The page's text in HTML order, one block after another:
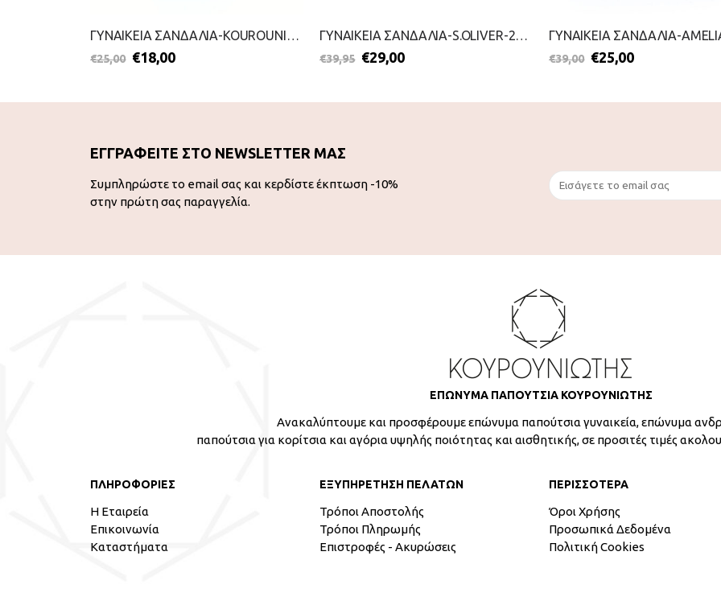
ΓΥΝΑΙΚΕΙΑ ΣΑΝΔΑΛΙΑ-KOUROUNIOTIS-2099-0881-ΧΡΥΣΟ
€25,00 €18,00
ΓΥΝΑΙΚΕΙΑ ΣΑΝΔΑΛΙΑ-S.OLIVER-2199-0051-ΤΑΜΠΑ
€39,95 €29,00 €39,00 €25,00
ΕΓΓΡΑΦΕΙΤΕ ΣΤΟ NEWSLETTER ΜΑΣ
Συμπληρώστε το email σας και κερδίστε έκπτωση -10%
στην πρώτη σας παραγγελία.
ΕΠΩΝΥΜΑ ΠΑΠΟΥΤΣΙΑ ΚΟΥΡΟΥΝΙΩΤΗΣ
Ανακαλύπτουμε και προσφέρουμε επώνυμα παπούτσια γυναικεία, επώνυμα
παπούτσια για κορίτσια και αγόρια υψηλής ποιότητας και αισθητικής, σε προσιτές τιμές
ΠΛΗΡΟΦΟΡΙΕΣ
Η Εταιρεία
Επικοινωνία
Καταστήματα
ΕΞΥΠΗΡΕΤΗΣΗ ΠΕΛΑΤΩΝ
Τρόποι Αποστολής
Τρόποι Πληρωμής
Επιστροφές - Ακυρώσεις
ΠΕΡΙΣΣΟΤΕΡΑ
Όροι Χρήσης
Προσωπικά Δεδομένα
Πολιτική Cookies